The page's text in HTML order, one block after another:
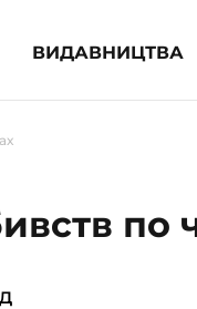
ВИДАВНИЦТВА
по